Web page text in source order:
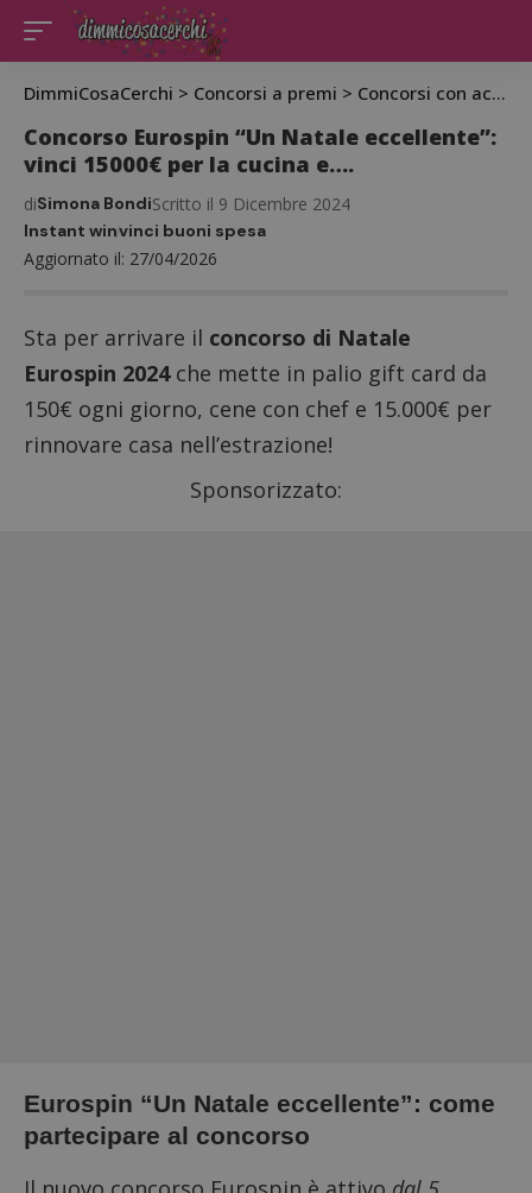
DimmiCosaCerchi > Concorsi a premi > Concorsi con acquisto
Concorso Eurospin “Un Natale eccellente”:
vinci 15000€ per la cucina e….
Aggiornato il: 27/04/2026
diSimona BondiScritto il 9 Dicembre 2024
Instant winvinci buoni spesa
Sta per arrivare il concorso di Natale
Eurospin 2024che mette in palio gift card da
150€ ogni giorno, cene con chef e 15.000€ per
rinnovare casa nell’estrazione!
Sponsorizzato:
Eurospin “Un Natale eccellente”: come
partecipare al concorso